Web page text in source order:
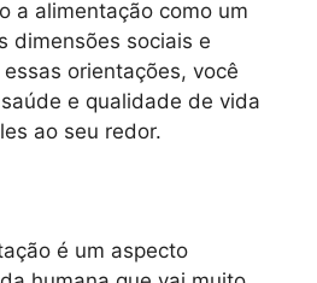
a alimentação como um
dimensões sociais e
orientações, você
e qualidade de vida
ao seu redor.
é um aspecto